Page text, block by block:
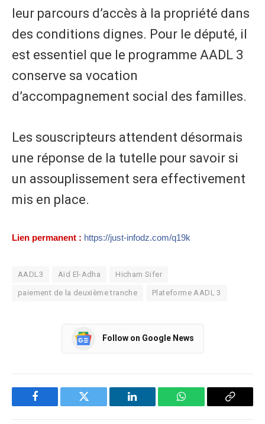
leur parcours d’accès à la propriété dans
des conditions dignes. Pour le député, il
est essentiel que le programme AADL 3
conserve sa vocation
d’accompagnement social des familles.
Les souscripteurs attendent désormais
une réponse de la tutelle pour savoir si
un assouplissement sera effectivement
mis en place.
Lien permanent : https://just-infodz.com/q19k
AADL3 Aïd El-Adha Hicham Sifer
paiement de la deuxième tranche Plateforme AADL 3
Follow on Google News
Facebook Twitter LinkedIn WhatsApp Copy